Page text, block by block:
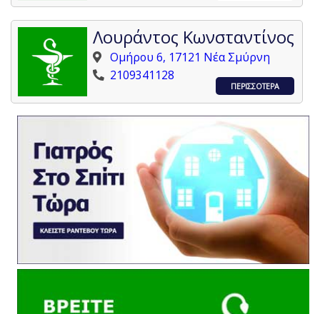
Λουράντος Κωνσταντίνος
Ομήρου 6, 17121 Νέα Σμύρνη
2109341128
ΠΕΡΙΣΣΟΤΕΡΑ